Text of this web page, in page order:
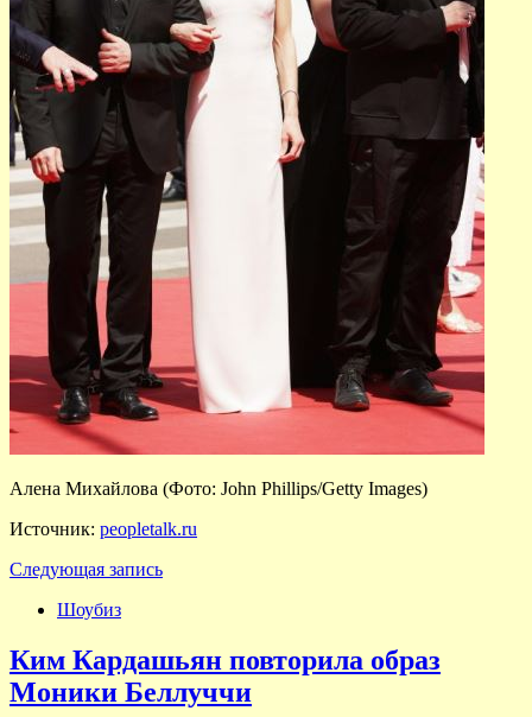
Алена Михайлова (Фото: John Phillips/Getty Images)
Источник: peopletalk.ru
Следующая запись
Шоубиз
Ким Кардашьян повторила образ
Моники Беллуччи